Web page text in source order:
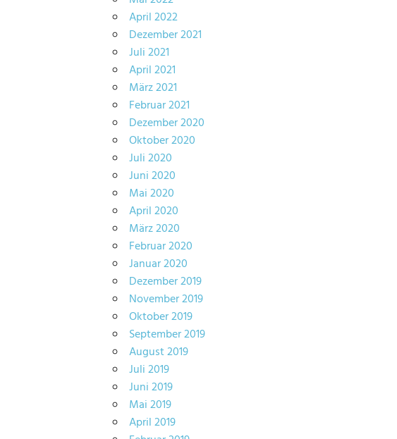
April 2022
Dezember 2021
Juli 2021
April 2021
März 2021
Februar 2021
Dezember 2020
Oktober 2020
Juli 2020
Juni 2020
Mai 2020
April 2020
März 2020
Februar 2020
Januar 2020
Dezember 2019
November 2019
Oktober 2019
September 2019
August 2019
Juli 2019
Juni 2019
Mai 2019
April 2019